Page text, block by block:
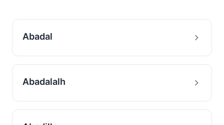
Abadal
Abadalalh